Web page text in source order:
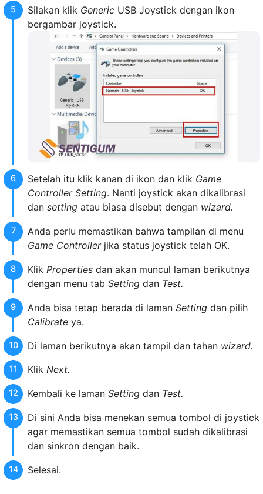
Silakan klik GenericUSB Joystick dengan ikon
bergambar joystick.
Setelah itu klik kanan di ikon dan klik Game
Controller Setting. Nanti joystick akan dikalibrasi
dan settingatau biasa disebut dengan wizard.
Anda perlu memastikan bahwa tampilan di menu
Game Controllerjika status joystick telah OK.
Klik Propertiesdan akan muncul laman berikutnya
dengan menu tab Settingdan Test.
Anda bisa tetap berada di laman Settingdan pilih
Calibrateya.
Di laman berikutnya akan tampil dan tahan wizard.
Klik Next.
Kembali ke laman Settingdan Test.
Di sini Anda bisa menekan semua tombol di joystick
agar memastikan semua tombol sudah dikalibrasi
dan sinkron dengan baik.
Selesai.